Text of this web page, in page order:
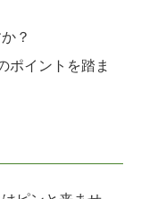
？
ポイントを踏ま